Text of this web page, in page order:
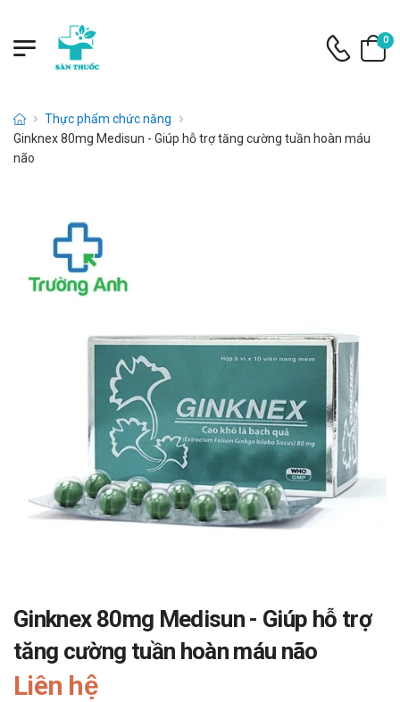
0
Thực phẩm chức năng
Ginknex 80mg Medisun - Giúp hỗ trợ tăng cường tuần hoàn máu
não
Ginknex 80mg Medisun - Giúp hỗ trợ
tăng cường tuần hoàn máu não
Liên hệ